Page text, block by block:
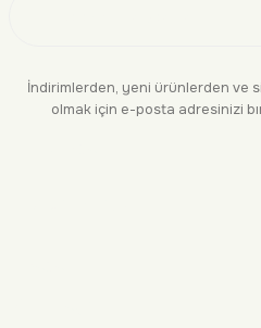
İndirimlerden, yeni ürünlerden ve
olmak için e-posta adresinizi